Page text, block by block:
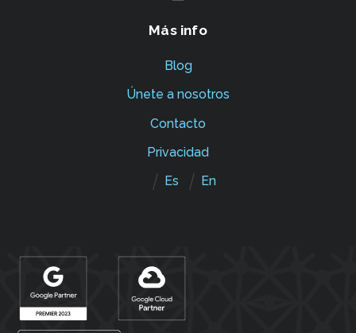
Más info
Blog
Únete a nosotros
Contacto
Privacidad
Es
En